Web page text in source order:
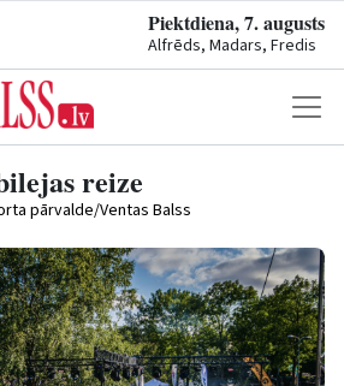
Piektdiena, 7. augusts
Alfrēds, Madars, Fredis
reize
pārvalde/Ventas Balss